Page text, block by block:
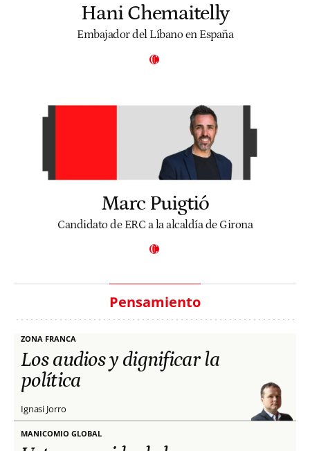
Hani Chemaitelly
Embajador del Líbano en España
Marc Puigtió
Candidato de ERC a la alcaldía de Girona
Pensamiento
ZONA FRANCA
Los audios y dignificar la
política
Ignasi Jorro
MANICOMIO GLOBAL